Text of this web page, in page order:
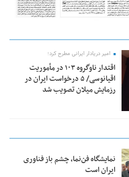
امیر دریادار ایرانی مطرح کرد؛
اقتدار ناوگروه ۱۰۳ در مأموریت‌
اقیانوسی/ ۵ درخواست ایران در
رزمایش میلان تصویب شد
نمایشگاه فن‌نما، چشم باز فناوری
ایران است